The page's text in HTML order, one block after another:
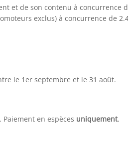
et de son contenu à concurrence
exclus) à concurrence de
le 1er septembre et le 31 août.
Paiement en espèces uniquement.